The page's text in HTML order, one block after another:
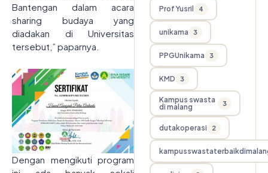
Bantengan dalam acara
sharing budaya yang
diadakan di Universitas
tersebut,” paparnya.
Dengan mengikuti program
Prof Yusril 4
unikama 3
PPGUnikama 3
KMD 3
Kampus swasta
di malang
3
dutakoperasi 2